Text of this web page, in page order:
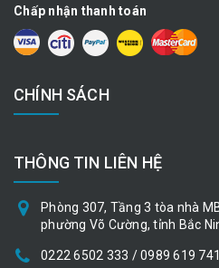
Chấp nhận thanh toán
CHÍNH SÁCH
THÔNG TIN LIÊN HỆ
Phòng 307, Tầng 3 tòa nhà
phường Võ Cường, tỉnh Bắc
0222 6502 333 / 0989 619